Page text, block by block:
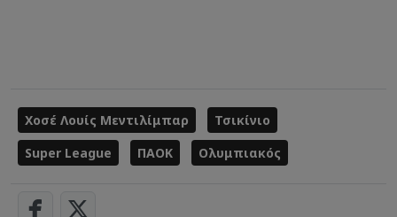
Χοσέ Λουίς Μεντιλίμπαρ
Τσικίνιο
Super League
ΠΑΟΚ Ολυμπιακός